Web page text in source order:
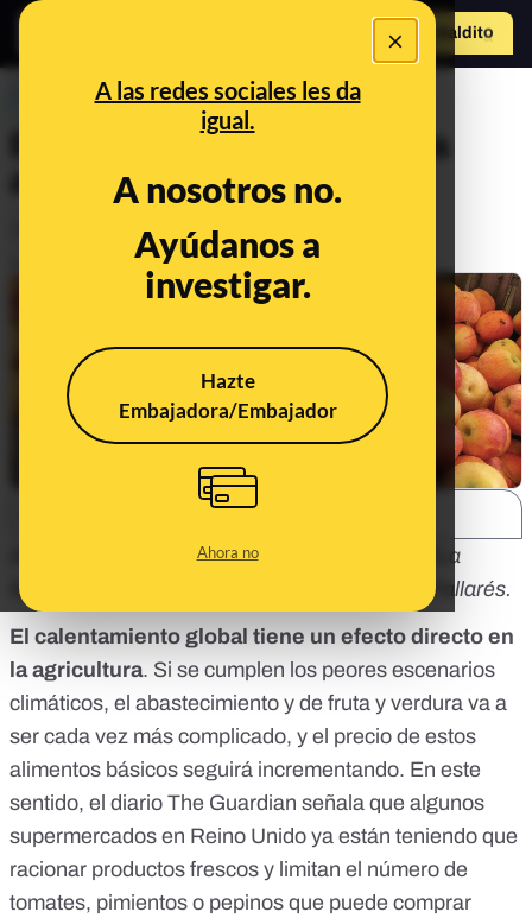
×
A las redes sociales les da
igual.
A nosotros no.
Ayúdanos a
investigar.
Hazte
Embajadora/Embajador
Ahora no
Hazte Maldito
PREBUNKING
El cambio climático reta a la
agricultura
Clima
Economía
Mar 1, 2023, 3:53:33 PM
publicado originalmente en
Climática/La
Marea
el 22 de febrero de 2023 por Elisenda Pallarés.
El calentamiento global tiene un efecto directo en
la agricultura. Si se cumplen los peores escenarios
climáticos, el abastecimiento y de fruta y verdura va a
ser cada vez más complicado, y el precio de estos
alimentos básicos seguirá incrementando. En este
sentido, el diario The Guardian señala que algunos
supermercados en Reino Unido ya están teniendo que
racionar productos frescos y limitan el número de
tomates, pimientos o pepinos que puede comprar